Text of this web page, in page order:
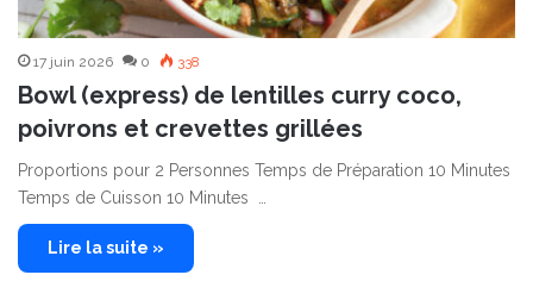
17 juin 2026 0 338
Bowl (express) de lentilles curry coco,
poivrons et crevettes grillées
Proportions pour 2 Personnes Temps de Préparation 10 Minutes
Temps de Cuisson 10 Minutes …
Lire la suite »